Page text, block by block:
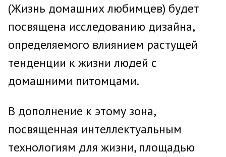
(Жизнь домашних любимцев) будет
посвящена исследованию дизайна,
определяемого влиянием растущей
тенденции к жизни людей с
домашними питомцами.
В дополнение к этому зона,
посвященная интеллектуальным
технологиям для жизни, площадью